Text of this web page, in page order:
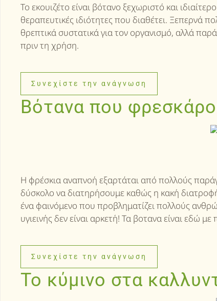
Το εκουιζέτο είναι βότανο ξεχωριστό και
θεραπευτικές ιδιότητες που διαθέτει. Ξεπερνά
θρεπτικά συστατικά για τον οργανισμό, αλλά
πριν τη χρήση.
Συνεχίστε την ανάγνωση
Βότανα που
Η φρέσκια αναπνοή εξαρτάται από πολλούς
δύσκολο να διατηρήσουμε καθώς η κακή
ένα φαινόμενο που προβληματίζει πολλούς
υγιεινής δεν είναι αρκετή! Τα βοτανα είναι εδώ
Συνεχίστε την ανάγνωση
Το κύμινο στα